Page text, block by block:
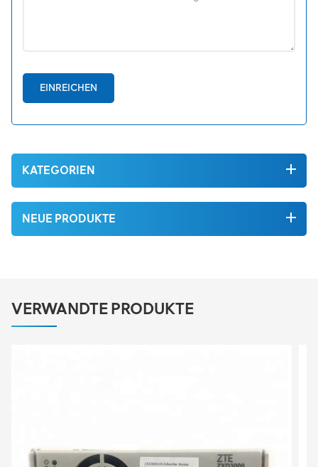
EINREICHEN
KATEGORIEN
NEUE PRODUKTE
VERWANDTE PRODUKTE